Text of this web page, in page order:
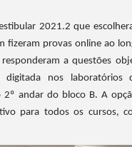
2021.2 que
fizeram provas online ao
a questões
digitada nos laboratórios
2º andar do bloco B. A
para todos os cursos,